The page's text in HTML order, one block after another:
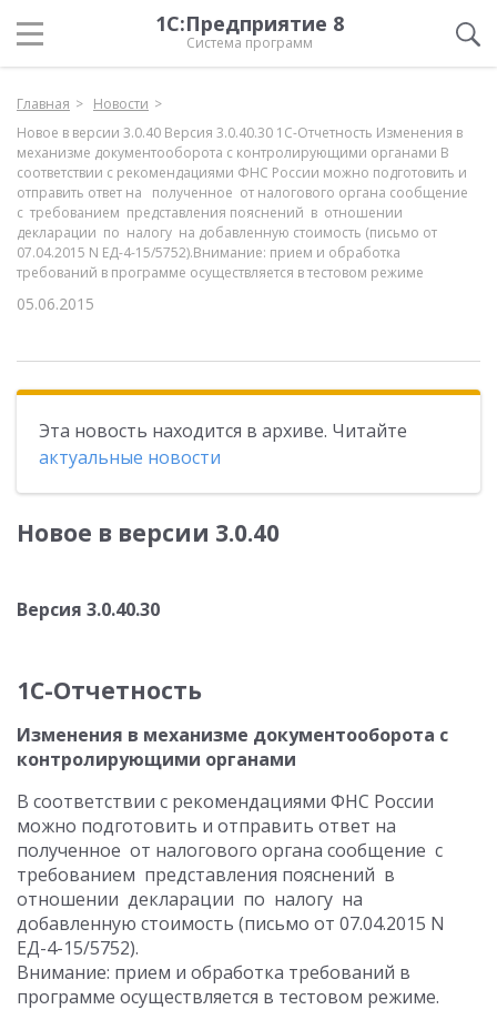
1С:Предприятие 8
Система программ
Главная
Новости
Новое в версии 3.0.40 Версия 3.0.40.30 1С-Отчетность Изменения в
механизме документооборота с контролирующими органами В
соответствии с рекомендациями ФНС России можно подготовить и
отправить ответ на полученное от налогового органа сообщение
с требованием представления пояснений в отношении
декларации по налогу на добавленную стоимость (письмо от
07.04.2015 N ЕД-4-15/5752).Внимание: прием и обработка
требований в программе осуществляется в тестовом режиме
05.06.2015
Эта новость находится в архиве. Читайте
актуальные новости
Новое в версии 3.0.40
Версия 3.0.40.30
1С-Отчетность
Изменения в механизме документооборота с
контролирующими органами
В соответствии с рекомендациями ФНС России
можно подготовить и отправить ответ на
полученное от налогового органа сообщение с
требованием представления пояснений в
отношении декларации по налогу на
добавленную стоимость (письмо от 07.04.2015 N
ЕД-4-15/5752).
Внимание: прием и обработка требований в
программе осуществляется в тестовом режиме.